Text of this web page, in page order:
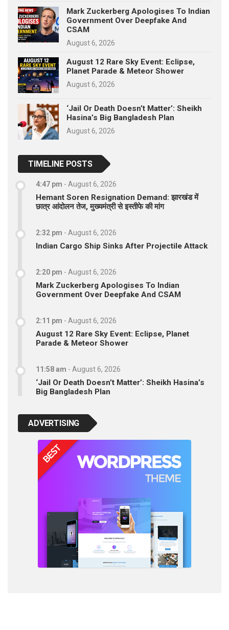
Mark Zuckerberg Apologises To Indian
Government Over Deepfake And
CSAM
August 6, 2026
August 12 Rare Sky Event: Eclipse,
Planet Parade & Meteor Shower
August 6, 2026
‘Jail Or Death Doesn’t Matter’: Sheikh
Hasina’s Big Bangladesh Plan
August 6, 2026
TIMELINE POSTS
4:47 pm - August 6, 2026
Hemant Soren Resignation Demand: झारखंड में
छात्र आंदोलन तेज, मुख्यमंत्री से इस्तीफे की मांग
2:32 pm - August 6, 2026
Indian Cargo Ship Sinks After Projectile Attack
2:20 pm - August 6, 2026
Mark Zuckerberg Apologises To Indian
Government Over Deepfake And CSAM
2:11 pm - August 6, 2026
August 12 Rare Sky Event: Eclipse, Planet
Parade & Meteor Shower
11:58 am - August 6, 2026
‘Jail Or Death Doesn’t Matter’: Sheikh Hasina’s
Big Bangladesh Plan
ADVERTISING